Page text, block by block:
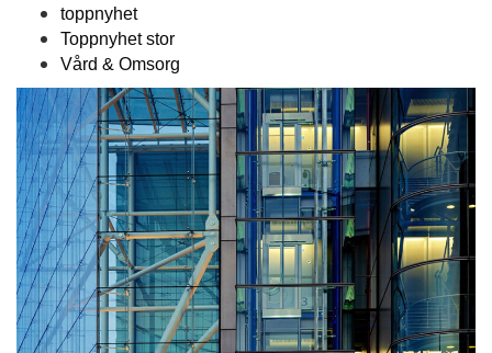
toppnyhet
Toppnyhet stor
Vård & Omsorg